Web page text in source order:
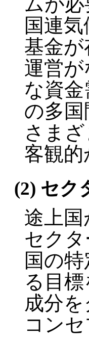
国連
基金
運営
な資
の多
さま
客観
(2) セク
途上
セク
国の
る目
成分
コン